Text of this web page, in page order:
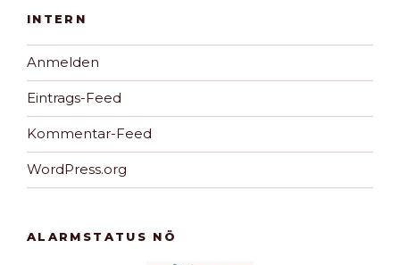
INTERN
Anmelden
Eintrags-Feed
Kommentar-Feed
WordPress.org
ALARMSTATUS NÖ